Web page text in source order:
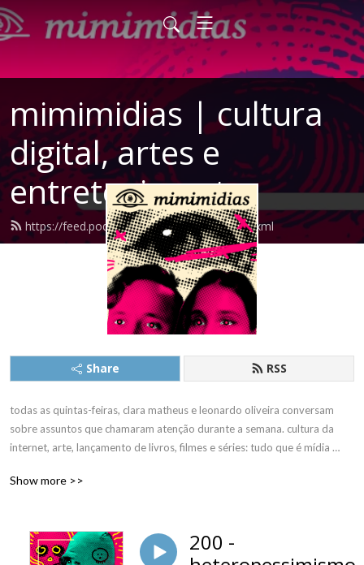
mimimidias | cultura
digital, artes e
entretenimento
https://feed.podbean.com/mimimidias/feed.xml
Share RSS
todas as quintas-feiras, clara matheus e leonardo oliveira conversam
sobre assuntos que chamaram atenção durante a semana. cultura da
internet, arte, lançamento de livros, filmes e séries: tudo que é mídia
qualidade, mas sem perder o bom humor.
Show more >>
200 -